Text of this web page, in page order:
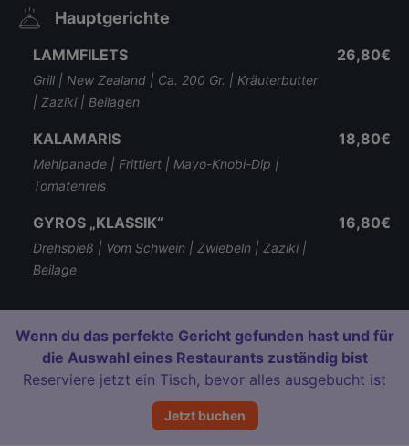
Hauptgerichte
LAMMFILETS
Grill | New Zealand | Ca. 200 Gr. | Kräuterbutter
| Zaziki | Beilagen
26,80€
KALAMARIS
Mehlpanade | Frittiert | Mayo-Knobi-Dip |
Tomatenreis
18,80€
GYROS „KLASSIK“
Drehspieß | Vom Schwein | Zwiebeln | Zaziki |
Beilage
16,80€
Wenn du das perfekte Gericht gefunden hast und für
die Auswahl eines Restaurants zuständig bist
Reserviere jetzt ein Tisch, bevor alles ausgebucht ist
Jetzt buchen